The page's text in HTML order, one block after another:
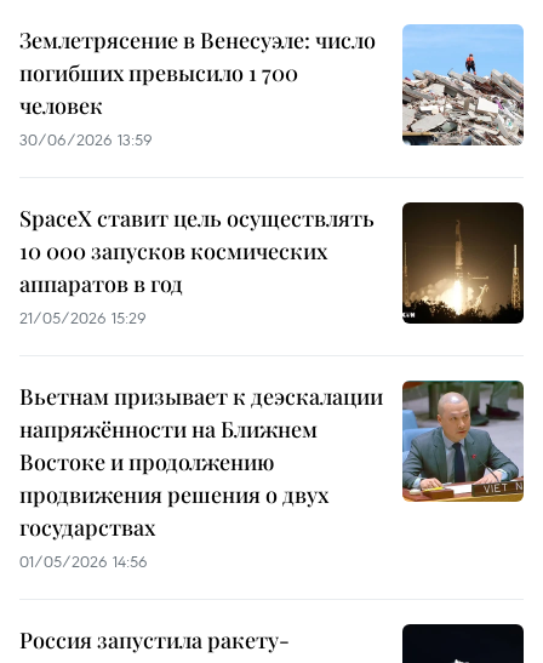
Землетрясение в Венесуэле: число
погибших превысило 1 700
человек
30/06/2026 13:59
SpaceX ставит цель осуществлять
10 000 запусков космических
аппаратов в год
21/05/2026 15:29
Вьетнам призывает к деэскалации
напряжённости на Ближнем
Востоке и продолжению
продвижения решения о двух
государствах
01/05/2026 14:56
Россия запустила ракету-